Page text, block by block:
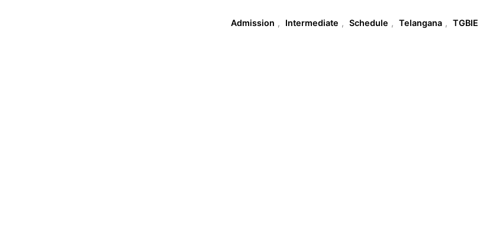
Admission , Intermediate , Schedule , Telangana , TGBIE